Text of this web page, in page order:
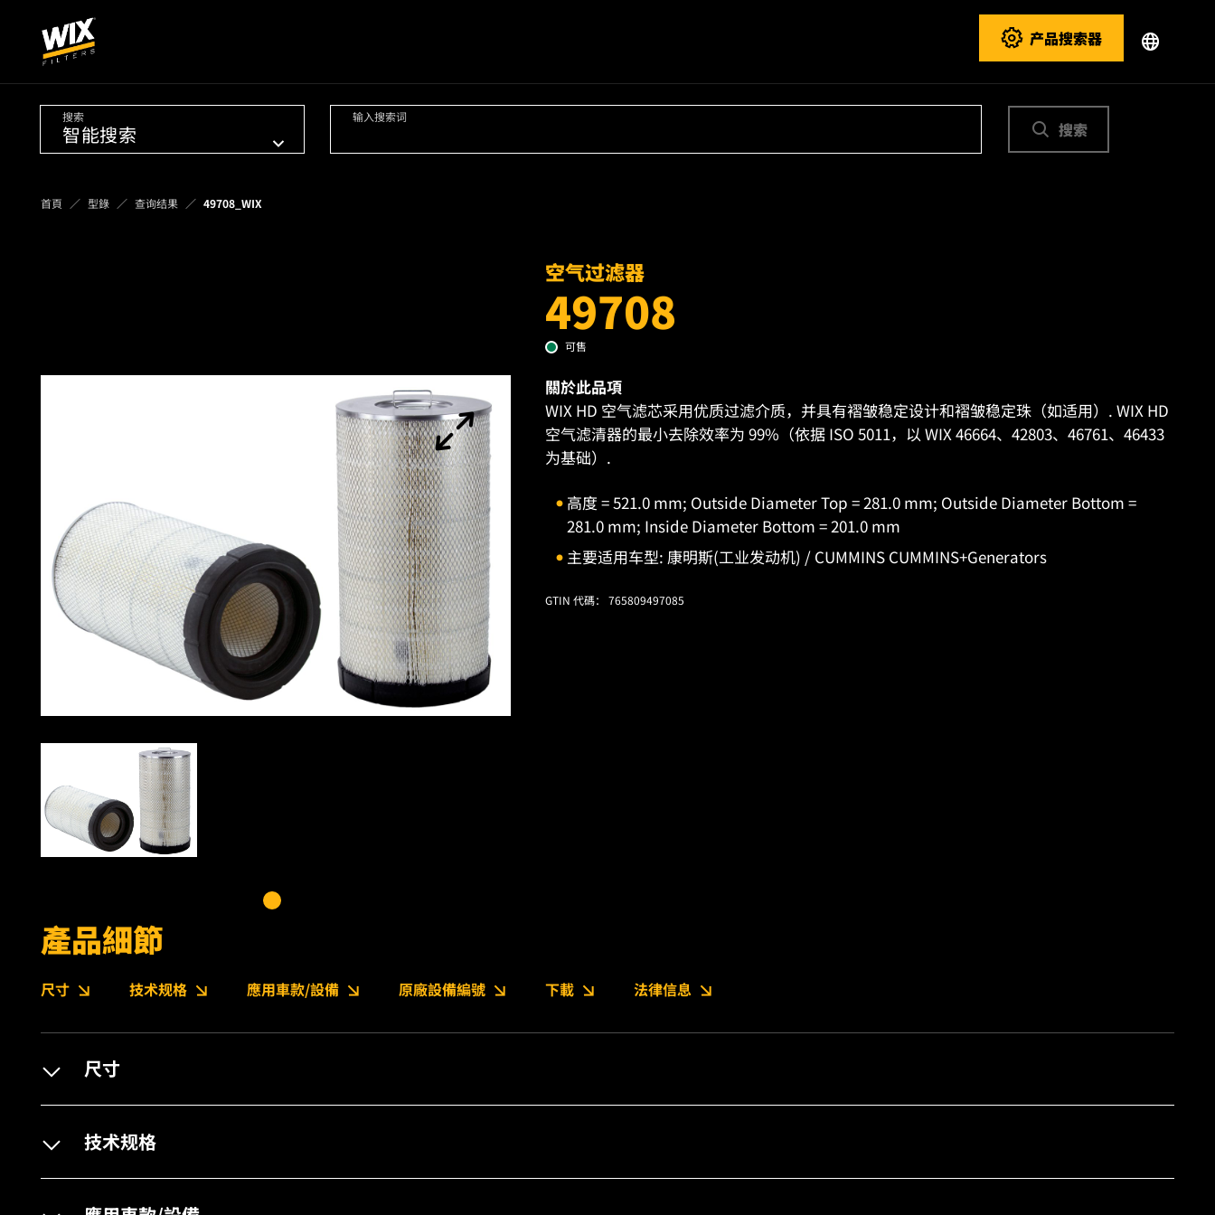
产品搜索器
搜索 输入搜索词
搜索
首頁 型錄 查询结果 49708_WIX
空气过滤器
49708
可售
關於此品項
WIX HD 空气滤芯采用优质过滤介质，并具有褶皱稳定设计和褶皱稳定珠（如适用）. WIX HD
空气滤清器的最小去除效率为 99%（依据 ISO 5011，以 WIX 46664、42803、46761、46433
为基础）.
高度 = 521.0 mm; Outside Diameter Top = 281.0 mm; Outside Diameter Bottom =
281.0 mm; Inside Diameter Bottom = 201.0 mm
主要适用车型: 康明斯(工业发动机) / CUMMINS CUMMINS+Generators
GTIN 代碼： 765809497085
產品細節
尺寸 技术规格 應用車款/設備 原廠設備編號 下載 法律信息
尺寸
技术规格